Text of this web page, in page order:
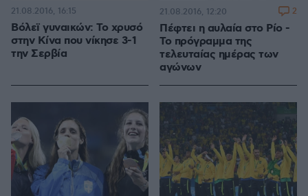
Βόλεϊ γυναικών: Το χρυσό
στην Κίνα που νίκησε 3-1
την Σερβία
21.08.2016, 16:15
Πέφτει η αυλαία στο Ρίο -
Το πρόγραμμα της
τελευταίας ημέρας των
αγώνων
21.08.2016, 12:20 2